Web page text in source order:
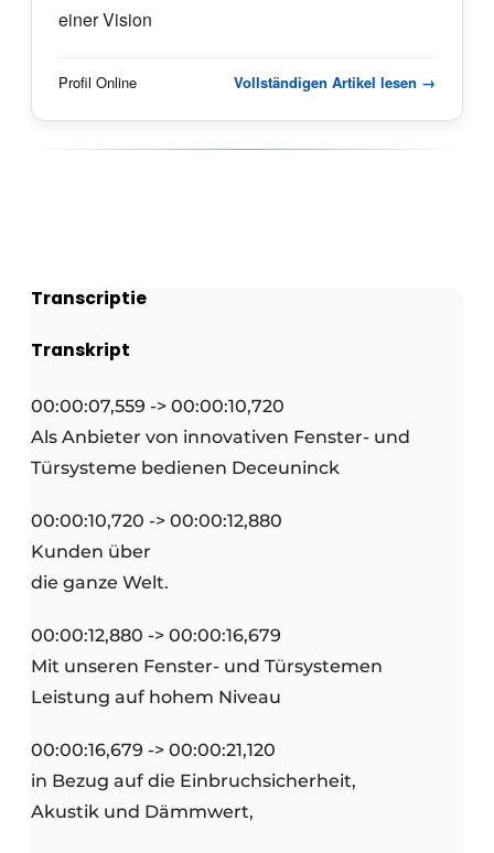
einer Vision
Profil Online Vollständigen Artikel lesen →
Transcriptie
Transkript
00:00:07,559 -> 00:00:10,720
Als Anbieter von innovativen Fenster- und
Türsysteme bedienen Deceuninck
00:00:10,720 -> 00:00:12,880
Kunden über
die ganze Welt.
00:00:12,880 -> 00:00:16,679
Mit unseren Fenster- und Türsystemen
Leistung auf hohem Niveau
00:00:16,679 -> 00:00:21,120
in Bezug auf die Einbruchsicherheit,
Akustik und Dämmwert,